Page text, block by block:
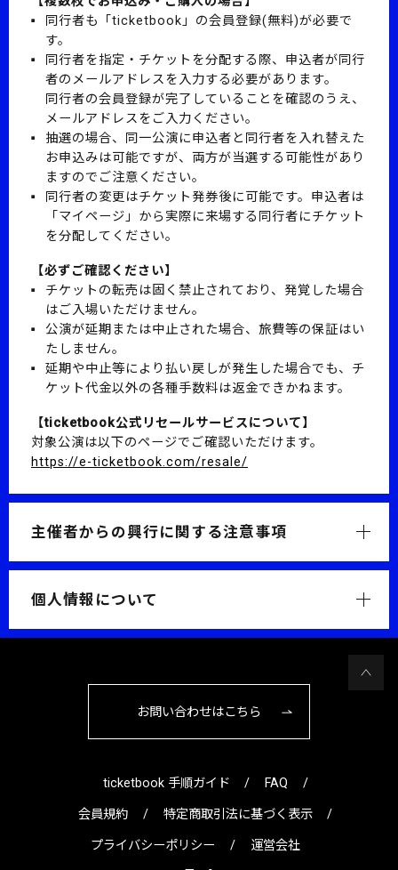
同行者も「ticketbook」の会員登録(無料)が必要で
す。
同行者を指定・チケットを分配する際、申込者が同行
者のメールアドレスを入力する必要があります。
同行者の会員登録が完了していることを確認のうえ、
メールアドレスをご入力ください。
抽選の場合、同一公演に申込者と同行者を入れ替えた
お申込みは可能ですが、両方が当選する可能性があり
ますのでご注意ください。
同行者の変更はチケット発券後に可能です。申込者は
「マイページ」から実際に来場する同行者にチケット
を分配してください。
【必ずご確認ください】
チケットの転売は固く禁止されており、発覚した場合
はご入場いただけません。
公演が延期または中止された場合、旅費等の保証はい
たしません。
延期や中止等により払い戻しが発生した場合でも、チ
ケット代金以外の各種手数料は返金できかねます。
【ticketbook公式リセールサービスについて】
対象公演は以下のページでご確認いただけます。
https://e-ticketbook.com/resale/
主催者からの興行に関する注意事項
個人情報について
お問い合わせはこちら
ticketbook 手順ガイド FAQ
会員規約 特定商取引法に基づく表示
プライバシーポリシー 運営会社